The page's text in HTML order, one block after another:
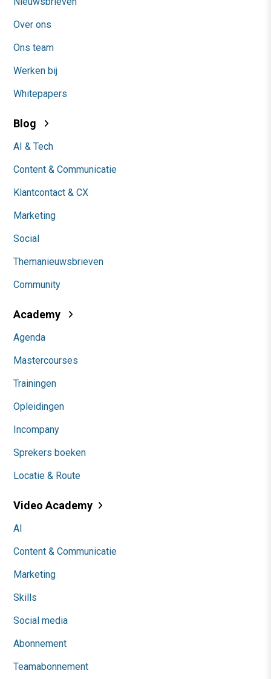
Over ons
Ons team
Werken bij
Whitepapers
Blog
AI & Tech
Content & Communicatie
Klantcontact & CX
Marketing
Social
Themanieuwsbrieven
Community
Academy
Agenda
Mastercourses
Trainingen
Opleidingen
Incompany
Sprekers boeken
Locatie & Route
Video Academy
AI
Content & Communicatie
Marketing
Skills
Social media
Abonnement
Teamabonnement